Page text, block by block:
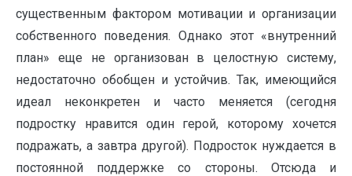
существенным фактором мо­тивации и организации
собственного поведения. Однако этот «внутренний
план» еще не организован в целостную систему,
недостаточно обобщен и устойчив. Так, имеющийся
идеал неконкретен и часто меняется (сегодня
подростку нравится один герой, которому хочется
подражать, а завтра другой). Подросток нуждается в
постоянной поддержке со стороны. Отсюда и